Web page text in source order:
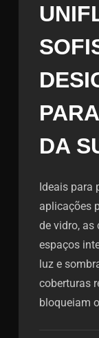
DA
Ideais para
aplicações
de vidro, as
espaços
luz e
coberturas
bloqueiam